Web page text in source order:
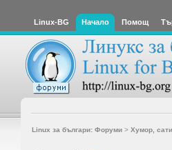
Linux-BG Начало Помощ
Linux за българи: Форуми> Хумор,